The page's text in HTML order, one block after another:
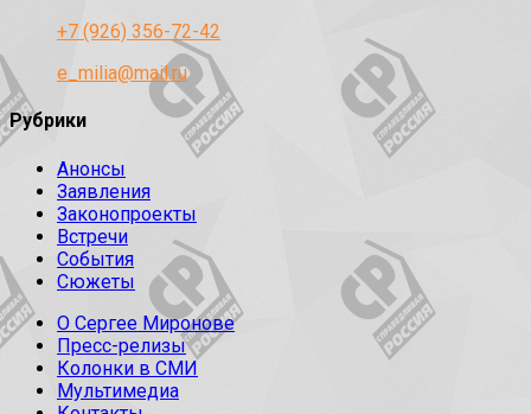
+7 (926) 356-72-42
e_milia@mail.ru
Рубрики
Анонсы
Заявления
Законопроекты
Встречи
События
Сюжеты
О Сергее Миронове
Пресс-релизы
Колонки в СМИ
Мультимедиа